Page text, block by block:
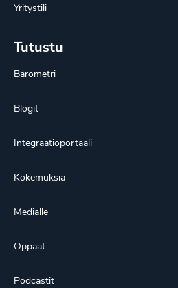
Yritystili
Tutustu
Barometri
Blogit
Integraatioportaali
Kokemuksia
Medialle
Oppaat
Podcastit